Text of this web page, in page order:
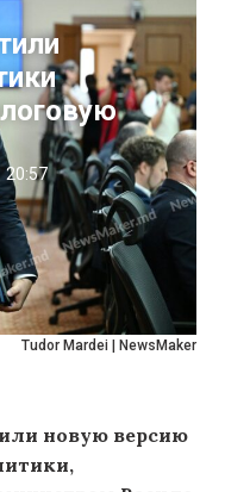
Tudor Mardei | NewsMaker
20:57
новую версию